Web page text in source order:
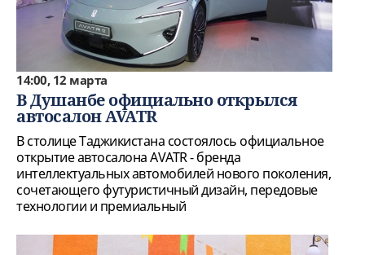
14:00, 12 марта
В Душанбе официально открылся
автосалон AVATR
В столице Таджикистана состоялось официальное
открытие автосалона AVATR - бренда
интеллектуальных автомобилей нового поколения,
сочетающего футуристичный дизайн, передовые
технологии и премиальный